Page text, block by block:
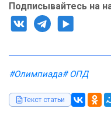
Подписывайтесь на
#Олимпиада# ОПД
Текст статьи